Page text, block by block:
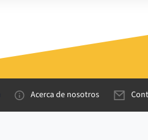
Acerca de nosotros